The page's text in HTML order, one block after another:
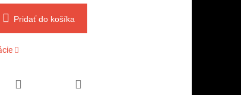
Pridať do košíka